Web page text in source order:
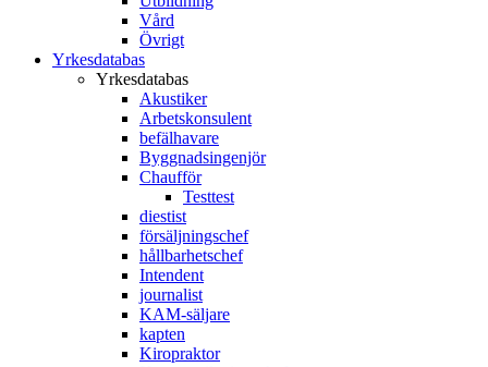
Vård
Övrigt
Yrkesdatabas
Yrkesdatabas
Akustiker
Arbetskonsulent
befälhavare
Byggnadsingenjör
Chaufför
Testtest
diestist
försäljningschef
hållbarhetschef
Intendent
journalist
KAM-säljare
kapten
Kiropraktor